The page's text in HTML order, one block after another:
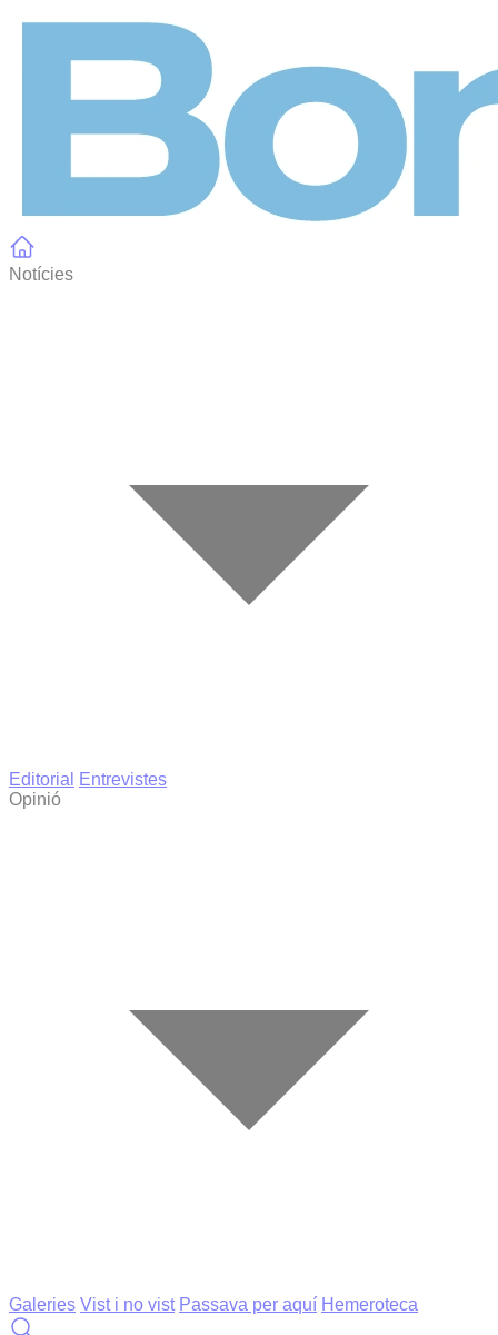
Notícies
Editorial
Entrevistes
Opinió
Galeries Vist i no vist Passava per aquí Hemeroteca